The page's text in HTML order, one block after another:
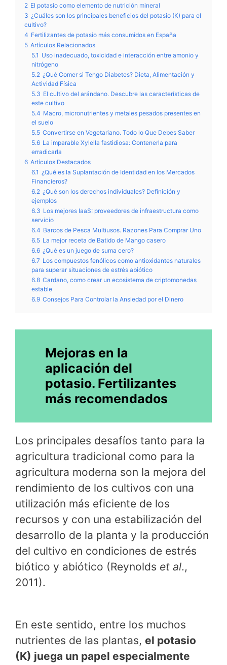
2 El potasio como elemento de nutrición mineral
3 ¿Cuáles son los principales beneficios del potasio (K) para el
cultivo?
4 Fertilizantes de potasio más consumidos en España
5 Artículos Relacionados
5.1 Uso inadecuado, toxicidad e interacción entre amonio y
nitrógeno
5.2 ¿Qué Comer si Tengo Diabetes? Dieta, Alimentación y
Actividad Física
5.3 El cultivo del arándano. Descubre las características de
este cultivo
5.4 Macro, micronutrientes y metales pesados presentes en
el suelo
5.5 Convertirse en Vegetariano. Todo lo Que Debes Saber
5.6 La imparable Xylella fastidiosa: Contenerla para
erradicarla
6 Artículos Destacados
6.1 ¿Qué es la Suplantación de Identidad en los Mercados
Financieros?
6.2 ¿Qué son los derechos individuales? Definición y
ejemplos
6.3 Los mejores IaaS: proveedores de infraestructura como
servicio
6.4 Barcos de Pesca Multiusos. Razones Para Comprar Uno
6.5 La mejor receta de Batido de Mango casero
6.6 ¿Qué es un juego de suma cero?
6.7 Los compuestos fenólicos como antioxidantes naturales
para superar situaciones de estrés abiótico
6.8 Cardano, como crear un ecosistema de criptomonedas
estable
6.9 Consejos Para Controlar la Ansiedad por el Dinero
Mejoras en la
aplicación del
potasio. Fertilizantes
más recomendados
Los principales desafíos tanto para la
agricultura tradicional como para la
agricultura moderna son la mejora del
rendimiento de los cultivos con una
utilización más eficiente de los
recursos y con una estabilización del
desarrollo de la planta y la producción
del cultivo en condiciones de estrés
biótico y abiótico (Reynolds et al.,
2011).
En este sentido, entre los muchos
nutrientes de las plantas, el potasio
(K) juega un papel especialmente